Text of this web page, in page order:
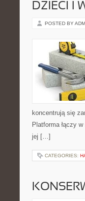
DZIECI I
POSTED BY
koncentrują się
Platforma łączy
jej […]
CATEGORIES: